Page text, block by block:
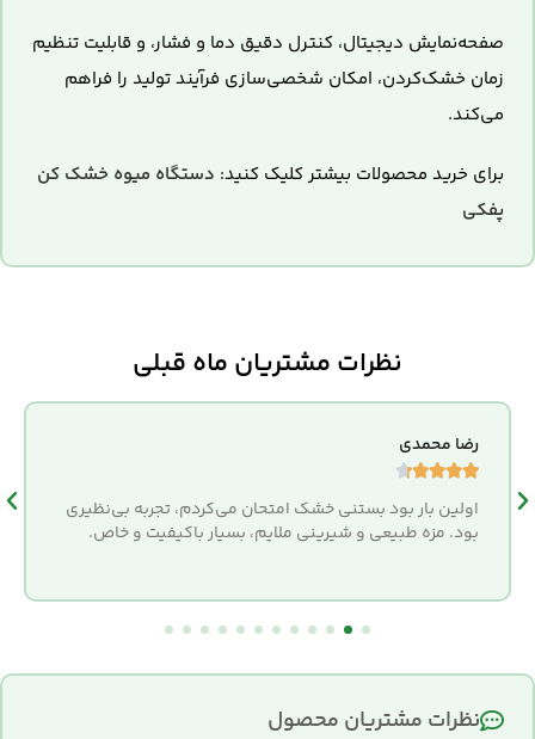
صفحه‌نمایش دیجیتال، کنترل دقیق دما و فشار، و قابلیت تنظیم
زمان خشک‌کردن، امکان شخصی‌سازی فرآیند تولید را فراهم
می‌کند.
برای خرید محصولات بیشتر کلیک کنید: دستگاه میوه خشک کن
پفکی
نظرات مشتریان ماه قبلی
رضا محمدی





اولین بار بود بستنی خشک امتحان می‌کردم، تجربه بی‌نظیری
بود. مزه طبیعی و شیرینی ملایم، بسیار باکیفیت و خاص.
نظرات مشتریان محصول